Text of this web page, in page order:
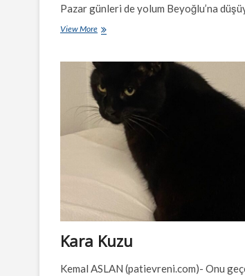
Pazar günleri de yolum Beyoğlu’na
View MoreHazzopulo
Kara Kuzu
Kemal ASLAN (patievreni.com)- Onu